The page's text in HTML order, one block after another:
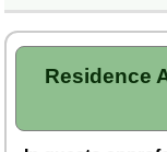
Residence
Trentino - Alto
(139)
Umbria(103)
Veneto